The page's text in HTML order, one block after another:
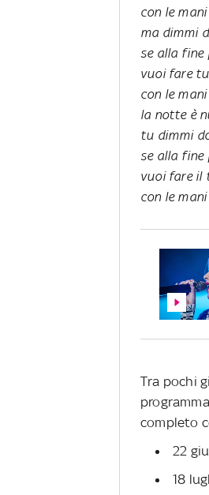
con le
ma dimmi
se alla fine
vuoi fare
con le
la notte è
tu dimmi
se alla fine
vuoi fare il
con le
Tra pochi
completo
22
18